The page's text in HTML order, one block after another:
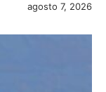
agosto 7, 2026